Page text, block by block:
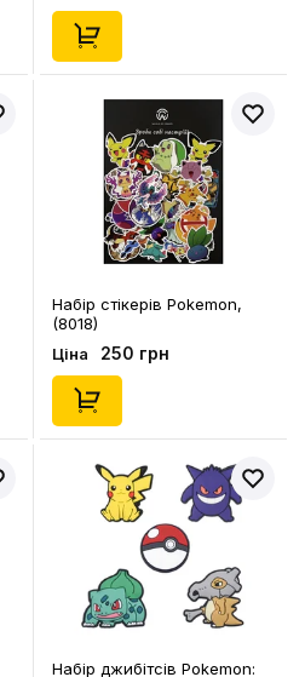
Набір стікерів Pokemon,
(8018)
Ціна 250 грн
Набір джибітсів Pokemon: